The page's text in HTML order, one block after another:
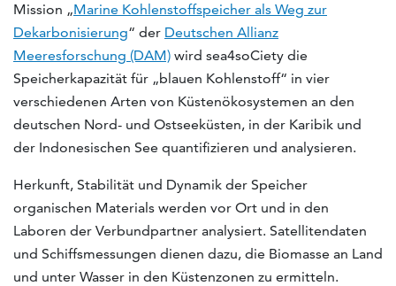
Mission „Marine Kohlenstoffspeicher als Weg zur
Dekarbonisierung“ der Deutschen Allianz
Meeresforschung (DAM) wird sea4soCiety die
Speicherkapazität für „blauen Kohlenstoff“ in vier
verschiedenen Arten von Küstenökosystemen an den
deutschen Nord- und Ostseeküsten, in der Karibik und
der Indonesischen See quantifizieren und analysieren.
Herkunft, Stabilität und Dynamik der Speicher
organischen Materials werden vor Ort und in den
Laboren der Verbundpartner analysiert. Satellitendaten
und Schiffsmessungen dienen dazu, die Biomasse an Land
und unter Wasser in den Küstenzonen zu ermitteln.